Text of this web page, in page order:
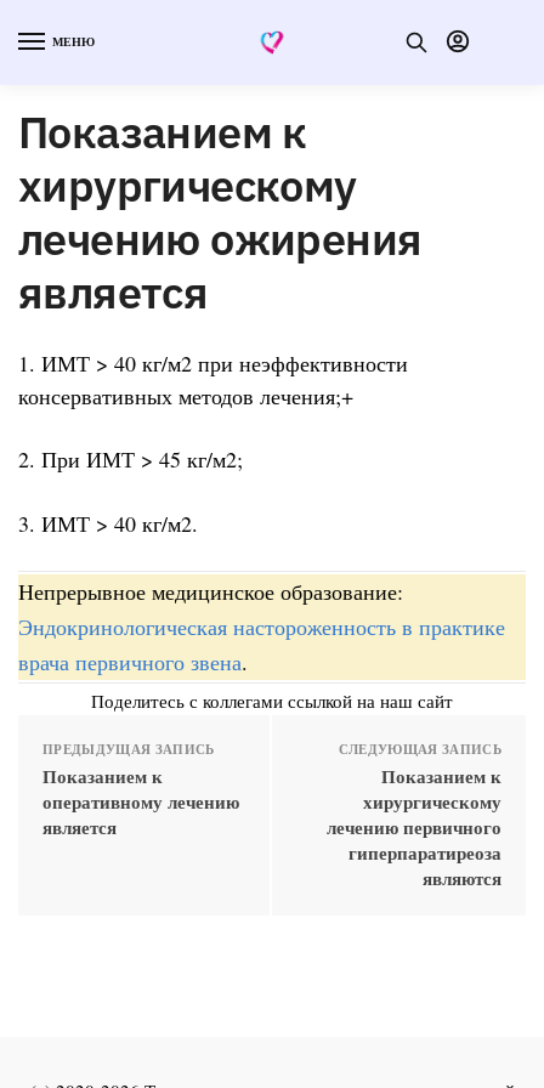
МЕНЮ
Показанием к
хирургическому
лечению ожирения
является
1. ИМТ > 40 кг/м2 при неэффективности
консервативных методов лечения;+
2. При ИМТ > 45 кг/м2;
3. ИМТ > 40 кг/м2.
Непрерывное медицинское образование:
Эндокринологическая настороженность в практике
врача первичного звена.
Поделитесь с коллегами ссылкой на наш сайт
ПРЕДЫДУЩАЯ ЗАПИСЬ
Показанием к
оперативному лечению
является
СЛЕДУЮЩАЯ ЗАПИСЬ
Показанием к
хирургическому
лечению первичного
гиперпаратиреоза
являются